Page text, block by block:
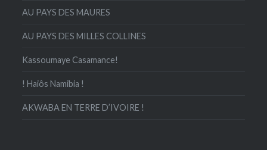
AU PAYS DES MAURES
AU PAYS DES MILLES COLLINES
Kassoumaye Casamance!
! Haiôs Namibia !
AKWABA EN TERRE D’IVOIRE !